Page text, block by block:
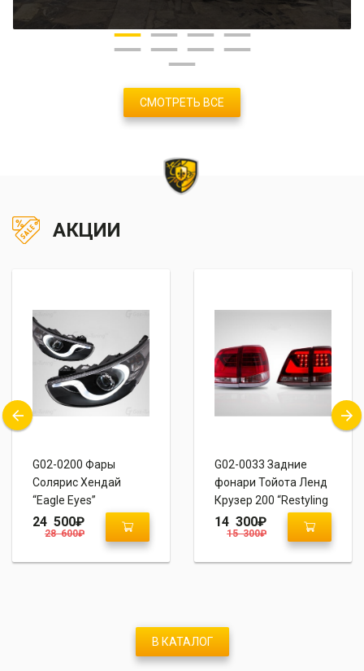
СМОТРЕТЬ ВСЕ
АКЦИИ
G02-0200 Фары
Солярис Хендай
“Eagle Eyes”
28 600₽
24 500₽
G02-0033 Задние
фонари Тойота Ленд
Крузер 200 “Restyling
2 Style 2015+”
15 300₽
14 300₽
В КАТАЛОГ